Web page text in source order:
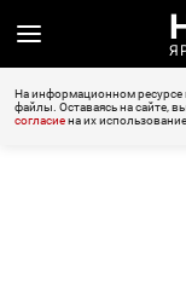
На информационном ресурсе
файлы. Оставаясь на сайте,
согласиена их использование.